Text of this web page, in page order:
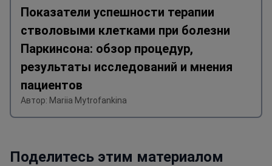
Показатели успешности терапии
стволовыми клетками при болезни
Паркинсона: обзор процедур,
результаты исследований и мнения
пациентов
Автор: Mariia Mytrofankina
Поделитесь этим материалом